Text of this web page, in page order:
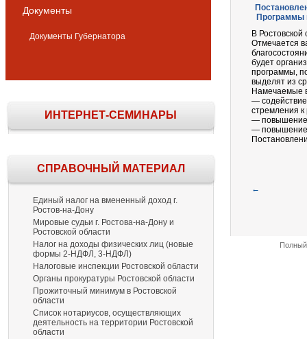
Документы
Документы Губернатора
ИНТЕРНЕТ-СЕМИНАРЫ
СПРАВОЧНЫЙ МАТЕРИАЛ
Единый налог на вмененный доход г.
Ростов-на-Дону
Мировые судьи г. Ростова-на-Дону и
Ростовской области
Налог на доходы физических лиц (новые
формы 2-НДФЛ, 3-НДФЛ)
Налоговые инспекции Ростовской области
Органы прокуратуры Ростовской области
Прожиточный минимум в Ростовской
области
Список нотариусов, осуществляющих
деятельность на территории Ростовской
области
Программы
В
Отмечается
будет
программы,
выделят из
Намечаемые
—
стремления
— повышение
— повышение
←